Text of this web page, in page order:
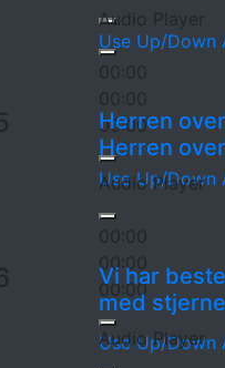
Use Up/Down
Audio Player
00:00
00:00
00:00
Use Up/Down
5
Herren
Herren
Audio Player
00:00
00:00
00:00
Use Up/Down
Vi har
med
Audio Player